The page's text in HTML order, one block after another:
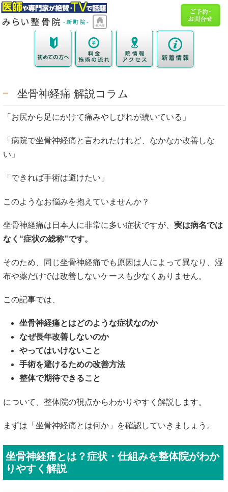
坐骨神経痛 解説コラム
「お尻から足にかけて痛みやしびれが続いている」
「病院で坐骨神経痛と言われたけれど、なかなか改善しな
い」
「できれば手術は避けたい」
このようなお悩みを抱えていませんか？
坐骨神経痛は日本人に非常に多い症状ですが、 実は病名では
なく“症状の総称”です。
そのため、同じ坐骨神経痛でも原因は人によって異なり、湿
布や薬だけでは改善しないケースも少なくありません。
この記事では、
坐骨神経痛とはどのような症状なのか
なぜ長年改善しないのか
やってはいけないこと
手術を避けるための改善方法
整体で期待できること
について、整体院の視点からわかりやすく解説します。
まずは「坐骨神経痛とは何か」を確認していきましょう。
坐骨神経痛とは？症状・仕組みを整体院がわか
りやすく解説